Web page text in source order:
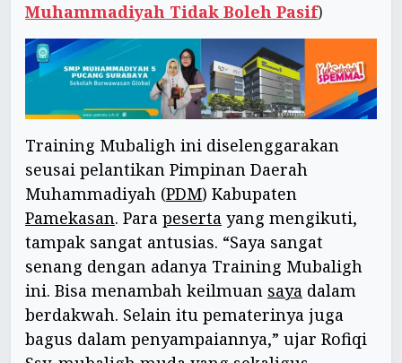
Muhammadiyah Tidak Boleh Pasif)
Training Mubaligh ini diselenggarakan
seusai pelantikan Pimpinan Daerah
Muhammadiyah (PDM) Kabupaten
Pamekasan. Para peserta yang mengikuti,
tampak sangat antusias. “Saya sangat
senang dengan adanya Training Mubaligh
ini. Bisa menambah keilmuan saya dalam
berdakwah. Selain itu pematerinya juga
bagus dalam penyampaiannya,” ujar Rofiqi